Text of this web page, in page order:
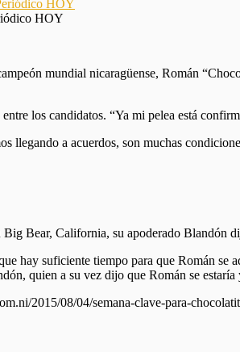
HOY
mundial nicaragüense, Román
los candidatos. “Ya mi pelea está
llegando a acuerdos, son muchas
Bear, California, su apoderado Blandón
hay suficiente tiempo para que Román
quien a su vez dijo que Román se
2015/08/04/semana-clave-para-